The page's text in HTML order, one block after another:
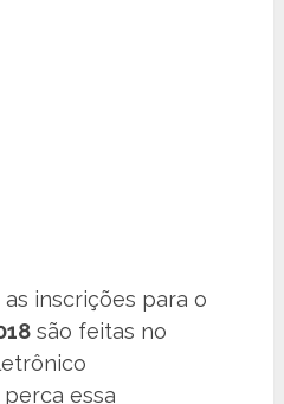
as inscrições para o
são feitas no
perca essa